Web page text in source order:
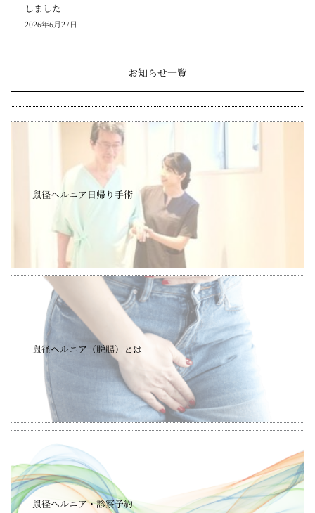
しました
2026年6月27日
お知らせ一覧
鼠径ヘルニア日帰り手術
鼠径ヘルニア（脱腸）とは
鼠径ヘルニア・診察予約